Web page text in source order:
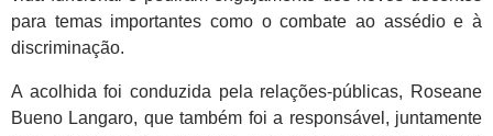
para temas importantes como o combate ao assédio e à
discriminação.
A acolhida foi conduzida pela relações-públicas, Roseane
Bueno Langaro, que também foi a responsável, juntamente